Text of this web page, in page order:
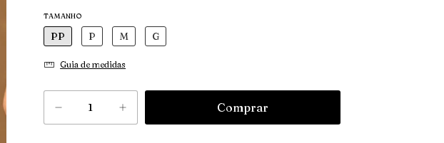
TAMANHO
PP P M G
Guia de medidas